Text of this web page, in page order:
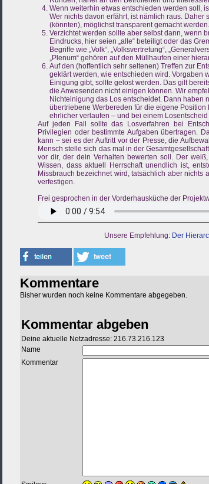
Wenn weiterhin etwas entschieden werden soll,
Wer nichts davon erfährt, ist nämlich raus.
(könnten), möglichst transparent gemacht werden.
Verzichtet werden sollte aber selbst dann, wenn
Eindrucks, hier seien „alle“ beteiligt oder das
Begriffe wie „Volk“, „Volksvertretung“,
„Plenum“ gehören auf den Müllhaufen einer
Auf den (hoffentlich sehr seltenen) Treffen zur
geklärt werden, wie entschieden wird. Vorgaben
Einigung gibt, sollte gelost werden. Das gilt
die Anwesenden nicht einigen können. Wir
Nichteinigung das Los entscheidet. Dann haben
übertriebene Werbereden für die eigene Position
ehrlicher verlaufen – und bei einem
Auf jeden Fall sollte das Losverfahren bei
Privilegien oder bestimmte Aufgaben übertragen.
kann – sei es der Auftritt vor der Presse, die
Mensch stelle sich das mal in der
vor dir, der dein Verhalten bewerten soll. Der
Wissen, dass aktuell Herrschaft unendlich ist,
Missbrauch bezeichnet wird, tatsächlich aber
verfestigen.
Frei gesprochen in der Vorderhausküche der
Unsere Empfehlung: Der
Kommentare
Bisher wurden noch keine Kommentare abgegeben.
Kommentar abgeben
Deine aktuelle Netzadresse: 216.73.216.123
Name
Kommentar